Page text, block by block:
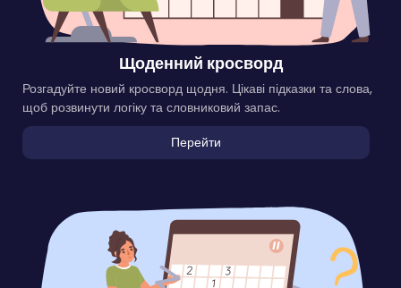
Щоденний кросворд
Розгадуйте новий кросворд щодня. Цікаві підказки та слова,
щоб розвинути логіку та словниковий запас.
Перейти